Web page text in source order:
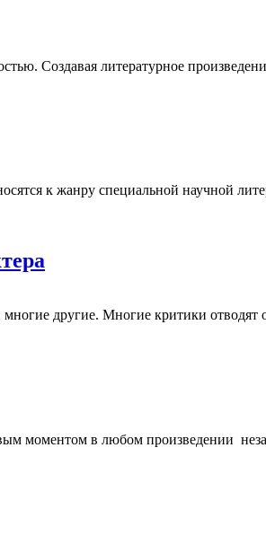
Создавая литературное
к жанру специальной научной
многие другие. Многие критики
моментом в любом произведении